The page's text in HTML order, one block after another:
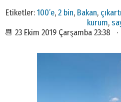
Etiketler: 100’e, 2 bin, Bakan,
kurum,
📆 23 Ekim 2019 Çarşamba